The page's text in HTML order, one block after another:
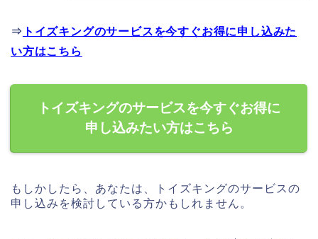
⇒ トイズキングのサービスを今すぐお得に申し込みた
い方はこちら
トイズキングのサービスを今すぐお得に
申し込みたい方はこちら
もしかしたら、あなたは、トイズキングのサービスの
申し込みを検討している方かもしれません。